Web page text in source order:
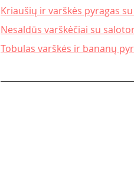
Kriaušių ir varškės pyragas
Nesaldūs varškėčiai su
Tobulas varškės ir bananų